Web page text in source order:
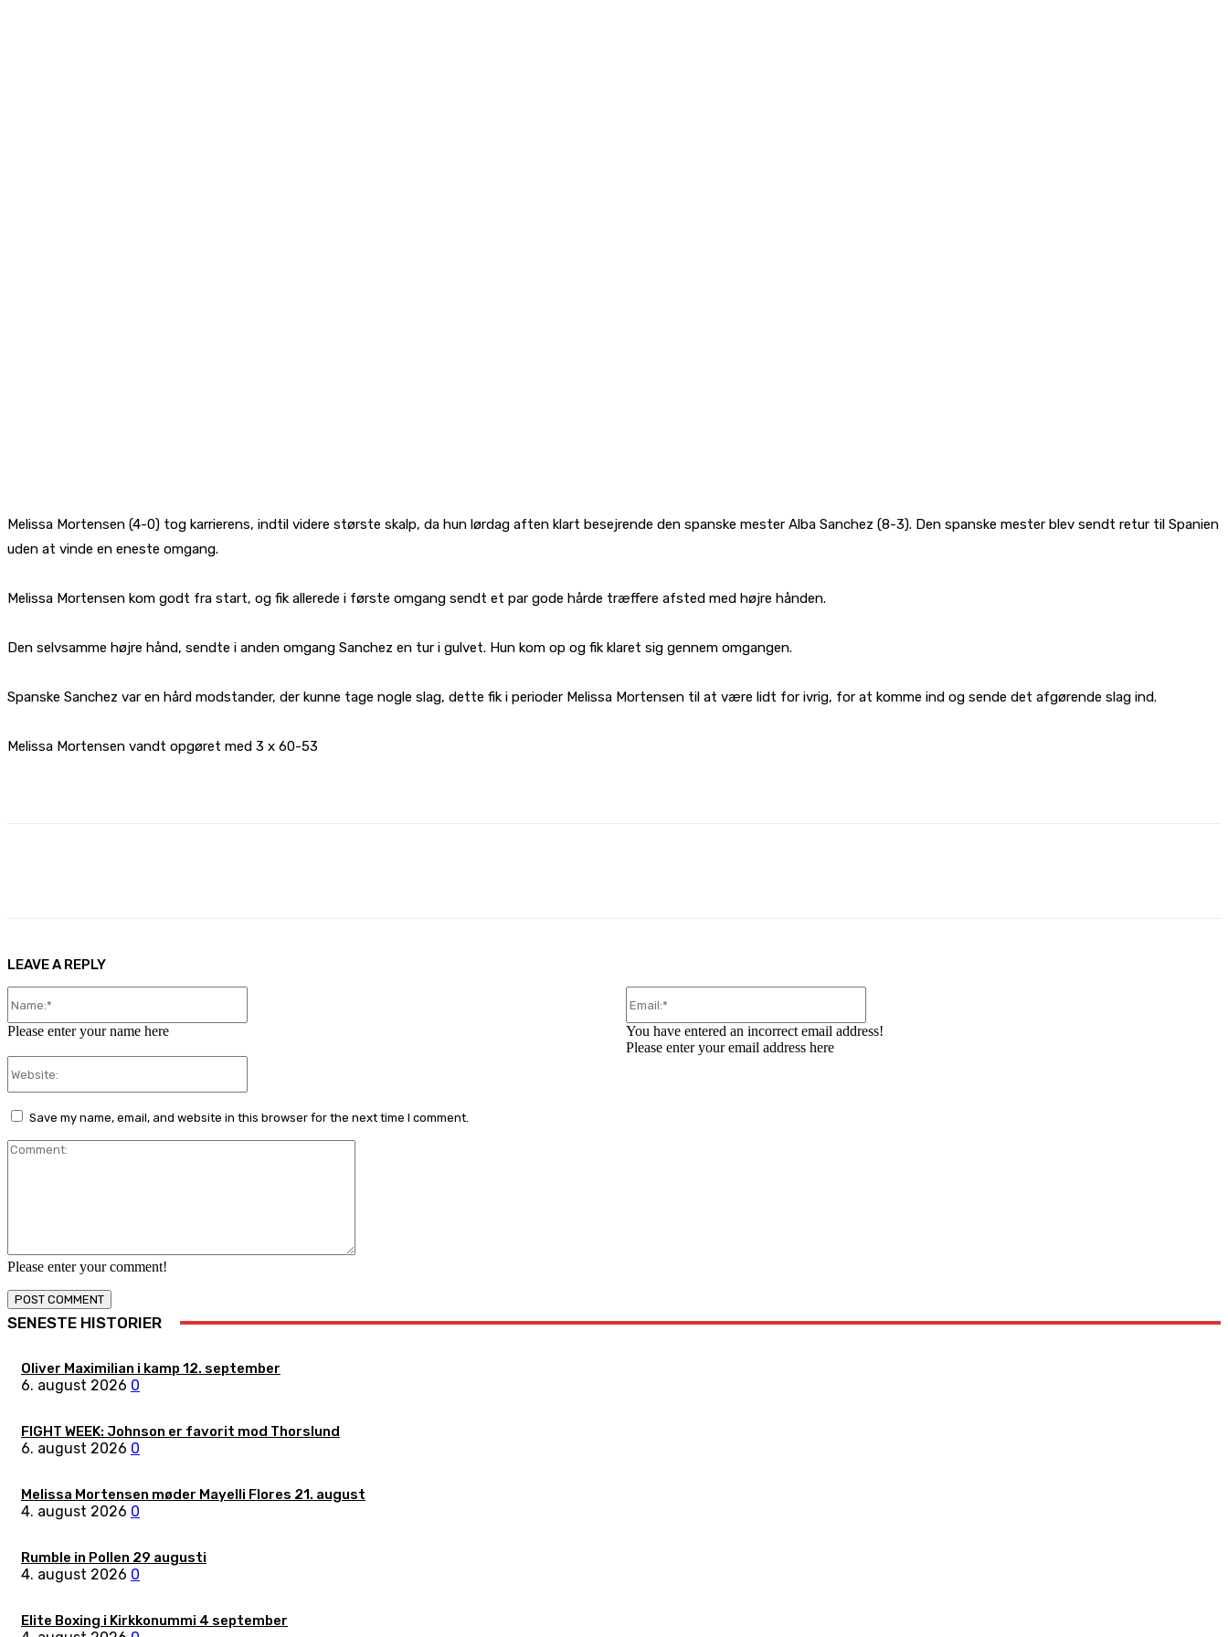
Melissa Mortensen (4-0) tog karrierens, indtil videre største skalp, da hun lørdag aften klart besejrende den spanske mester Alba Sanchez (8-3). Den spanske mester blev sendt retur til Spanien
uden at vinde en eneste omgang.
Melissa Mortensen kom godt fra start, og fik allerede i første omgang sendt et par gode hårde træffere afsted med højre hånden.
Den selvsamme højre hånd, sendte i anden omgang Sanchez en tur i gulvet. Hun kom op og fik klaret sig gennem omgangen.
Spanske Sanchez var en hård modstander, der kunne tage nogle slag, dette fik i perioder Melissa Mortensen til at være lidt for ivrig, for at komme ind og sende det afgørende slag ind.
Melissa Mortensen vandt opgøret med 3 x 60-53
LEAVE A REPLY
Please enter your comment!
Please enter your name here
You have entered an incorrect email address!
Please enter your email address here
Save my name, email, and website in this browser for the next time I comment.
SENESTE HISTORIER
Oliver Maximilian i kamp 12. september
6. august 2026 0
FIGHT WEEK: Johnson er favorit mod Thorslund
6. august 2026 0
Melissa Mortensen møder Mayelli Flores 21. august
4. august 2026 0
Rumble in Pollen 29 augusti
4. august 2026 0
Elite Boxing i Kirkkonummi 4 september